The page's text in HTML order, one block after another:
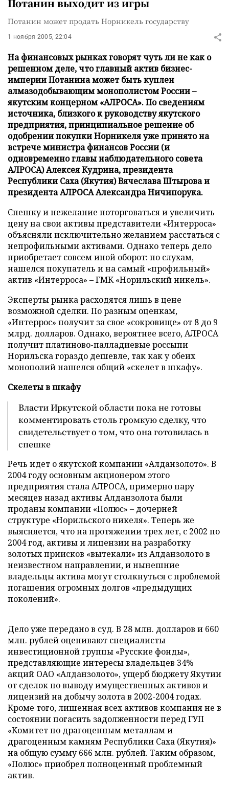
Потанин выходит из игры
Потанин может продать Норникель государству
1 ноября 2005, 22:04
На финансовых рынках говорят чуть ли не как о
решенном деле, что главный актив бизнес-
империи Потанина может быть куплен
алмазодобывающим монополистом России –
якутским концерном «АЛРОСА». По сведениям
источника, близкого к руководству якутского
предприятия, принципиальное решение об
одобрении покупки Норникеля уже принято на
встрече министра финансов России (и
одновременно главы наблюдательного совета
АЛРОСА) Алексея Кудрина, президента
Республики Саха (Якутия) Вячеслава Штырова и
президента АЛРОСА Александра Ничипорука.
Спешку и нежелание поторговаться и увеличить
цену на свои активы представители «Интерроса»
объясняли исключительно желанием расстаться с
непрофильными активами. Однако теперь дело
приобретает совсем иной оборот: по слухам,
нашелся покупатель и на самый «профильный»
актив «Интерроса» – ГМК «Норильский никель».
Эксперты рынка расходятся лишь в цене
возможной сделки. По разным оценкам,
«Интеррос» получит за свое «сокровище» от 8 до 9
млрд. долларов. Однако, вероятнее всего, АЛРОСА
получит платиново-палладиевые россыпи
Норильска гораздо дешевле, так как у обеих
монополий нашелся общий «скелет в шкафу».
Скелеты в шкафу
Власти Иркутской области пока не готовы
комментировать столь громкую сделку, что
свидетельствует о том, что она готовилась в
спешке
Речь идет о якутской компании «Алданзолото». В
2004 году основным акционером этого
предприятия стала АЛРОСА, примерно пару
месяцев назад активы Алданзолота были
проданы компании «Полюс» – дочерней
структуре «Норильского никеля». Теперь же
выясняется, что на протяжении трех лет, с 2002 по
2004 год, активы и лицензии на разработку
золотых приисков «вытекали» из Алданзолото в
неизвестном направлении, и нынешние
владельцы актива могут столкнуться с проблемой
погашения огромных долгов «предыдущих
поколений».
Дело уже передано в суд. В 28 млн. долларов и 660
млн. рублей оценивают специалисты
инвестиционной группы «Русские фонды»,
представляющие интересы владельцев 34%
акций ОАО «Алданзолото», ущерб бюджету Якутии
от сделок по выводу имущественных активов и
лицензий на добычу золота в 2002-2004 годах.
Кроме того, лишенная всех активов компания не в
состоянии погасить задолженности перед ГУП
«Комитет по драгоценным металлам и
драгоценным камням Республики Саха (Якутия)»
на общую сумму 666 млн. рублей. Таким образом,
«Полюс» приобрел полноценный проблемный
актив.